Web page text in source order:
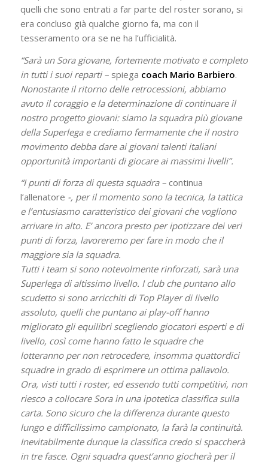
quelli che sono entrati a far parte del roster sorano, si
era concluso già qualche giorno fa, ma con il
tesseramento ora se ne ha l’ufficialità.
“Sarà un Sora giovane, fortemente motivato e completo
in tutti i suoi reparti –spiega coach Mario Barbiero.
Nonostante il ritorno delle retrocessioni, abbiamo
avuto il coraggio e la determinazione di continuare il
nostro progetto giovani: siamo la squadra più giovane
della Superlega e crediamo fermamente che il nostro
movimento debba dare ai giovani talenti italiani
opportunità importanti di giocare ai massimi livelli”.
“I punti di forza di questa squadra – continua
l’allenatore -, per il momento sono la tecnica, la tattica
e l’entusiasmo caratteristico dei giovani che vogliono
arrivare in alto. E’ ancora presto per ipotizzare dei veri
punti di forza, lavoreremo per fare in modo che il
maggiore sia la squadra.
Tutti i team si sono notevolmente rinforzati, sarà una
Superlega di altissimo livello. I club che puntano allo
scudetto si sono arricchiti di Top Player di livello
assoluto, quelli che puntano ai play-off hanno
migliorato gli equilibri scegliendo giocatori esperti e di
livello, così come hanno fatto le squadre che
lotteranno per non retrocedere, insomma quattordici
squadre in grado di esprimere un ottima pallavolo.
Ora, visti tutti i roster, ed essendo tutti competitivi, non
riesco a collocare Sora in una ipotetica classifica sulla
carta. Sono sicuro che la differenza durante questo
lungo e difficilissimo campionato, la farà la continuità.
Inevitabilmente dunque la classifica credo si spaccherà
in tre fasce. Ogni squadra quest’anno giocherà per il